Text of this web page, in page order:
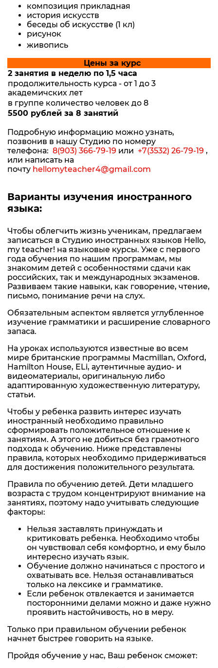
композиция прикладная
история искусств
беседы об искусстве (1 кл)
рисунок
живопись
Цены за курс
2 занятия в неделю по 1,5 часа
продолжительность курса - от 1 до 3
академичских лет
в группе количество человек до 8
5500 рублей за 8 занятий
Подробную информацию можно узнать,
позвонив в нашу Студию по номеру
телефона: 8(903) 366-79-19 или +7(3532) 26-79-19 ,
или написать на
почту hellomyteacher4@gmail.com
Варианты изучения иностранного
языка:
Чтобы облегчить жизнь ученикам, предлагаем
записаться в Студию иностранных языков Hello,
my teacher! на языковые курсы. Уже с первого
года обучения по нашим программам, мы
знакомим детей с особенностями сдачи как
российских, так и международных экзаменов.
Развиваем такие навыки, как говорение, чтение,
письмо, понимание речи на слух.
Обязательным аспектом является углубленное
изучение грамматики и расширение словарного
запаса.
На уроках используются известные во всем
мире британские программы Macmillan, Oxford,
Hamilton House, ELi, аутентичные аудио- и
видеоматериалы, оригинальную либо
адаптированную художественную литературу,
статьи.
Чтобы у ребенка развить интерес изучать
иностранный необходимо правильно
сформировать положительное отношение к
занятиям. А этого не добиться без грамотного
подхода к обучению. Ниже представлены
правила, которых необходимо придерживаться
для достижения положительного результата.
Правила по обучению детей. Дети младшего
возраста с трудом концентрируют внимание на
занятиях, поэтому надо учитывать следующие
факторы:
Нельзя заставлять принуждать и
критиковать ребенка. Необходимо чтобы
он чувствовал себя комфортно, и ему было
интересно изучать язык.
Обучение должно начинаться с простого и
охватывать все. Нельзя останавливаться
только на лексике и грамматике.
Если ребенок отвлекается и занимается
посторонними делами можно и даже нужно
проявить настойчивость, но в меру.
Только при правильном обучении ребенок
начнет быстрее говорить на языке.
Пройдя обучение у нас, Ваш ребенок сможет: